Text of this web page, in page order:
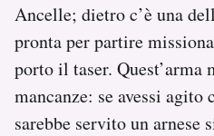
Ancelle; dietro c’è una
pronta per partire
porto il taser.
mancanze: se avessi
sarebbe servito un arnese